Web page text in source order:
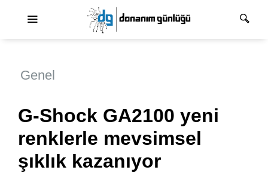
Genel
G-Shock GA2100 yeni
renklerle mevsimsel
şıklık kazanıyor